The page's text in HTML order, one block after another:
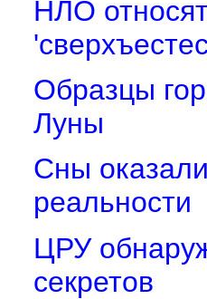
НЛО
Образцы
Луны
Сны
реальности
ЦРУ
секретов